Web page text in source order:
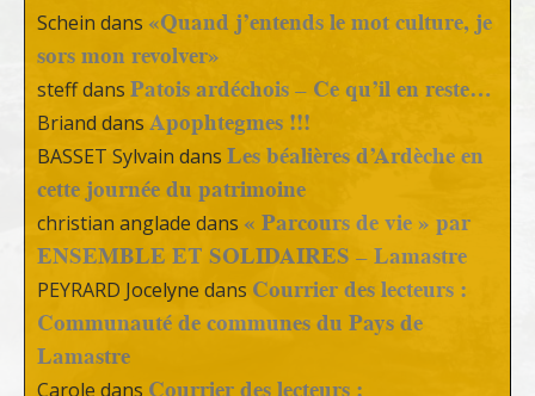
Schein dans «Quand j’entends le mot culture, je
sors mon revolver»
steffdans Patois ardéchois – Ce qu’il en reste…
Brianddans Apophtegmes !!!
BASSET Sylvain dans Les béalières d’Ardèche en
cette journée du patrimoine
christian anglade dans « Parcours de vie » par
ENSEMBLE ET SOLIDAIRES – Lamastre
PEYRARD Jocelyne dans Courrier des lecteurs :
Communauté de communes du Pays de
Lamastre
Carole dans Courrier des lecteurs :